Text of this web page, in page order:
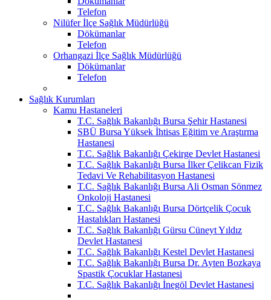
Telefon
Nilüfer İlçe Sağlık Müdürlüğü
Dökümanlar
Telefon
Orhangazi İlçe Sağlık Müdürlüğü
Dökümanlar
Telefon
Sağlık Kurumları
Kamu Hastaneleri
T.C. Sağlık Bakanlığı Bursa Şehir Hastanesi
SBÜ Bursa Yüksek İhtisas Eğitim ve Araştırma
Hastanesi
T.C. Sağlık Bakanlığı Çekirge Devlet Hastanesi
T.C. Sağlık Bakanlığı Bursa İlker Çelikcan Fizik
Tedavi Ve Rehabilitasyon Hastanesi
T.C. Sağlık Bakanlığı Bursa Ali Osman Sönmez
Onkoloji Hastanesi
T.C. Sağlık Bakanlığı Bursa Dörtçelik Çocuk
Hastalıkları Hastanesi
T.C. Sağlık Bakanlığı Gürsu Cüneyt Yıldız
Devlet Hastanesi
T.C. Sağlık Bakanlığı Kestel Devlet Hastanesi
T.C. Sağlık Bakanlığı Bursa Dr. Ayten Bozkaya
Spastik Çocuklar Hastanesi
T.C. Sağlık Bakanlığı İnegöl Devlet Hastanesi